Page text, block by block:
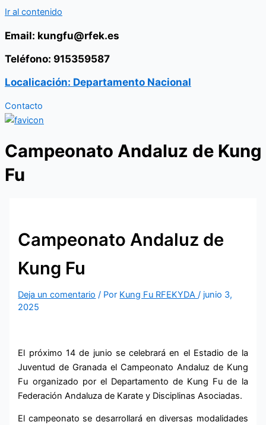
Ir al contenido
Email: kungfu@rfek.es
Teléfono: 915359587
Localicación: Departamento Nacional
Contacto
Campeonato Andaluz de Kung
Fu
Campeonato Andaluz de
Kung Fu
Deja un comentario / Por Kung Fu RFEKYDA/ junio 3,
2025
El próximo 14 de junio se celebrará en el Estadio de la
Juventud de Granada el Campeonato Andaluz de Kung
Fu organizado por el Departamento de Kung Fu de la
Federación Andaluza de Karate y Disciplinas Asociadas.
El campeonato se desarrollará en diversas modalidades